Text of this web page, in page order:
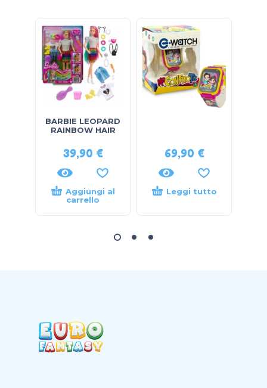
BARBIE LEOPARD
RAINBOW HAIR
39,90 €
Aggiungi al
carrello
69,90 €
Leggi tutto